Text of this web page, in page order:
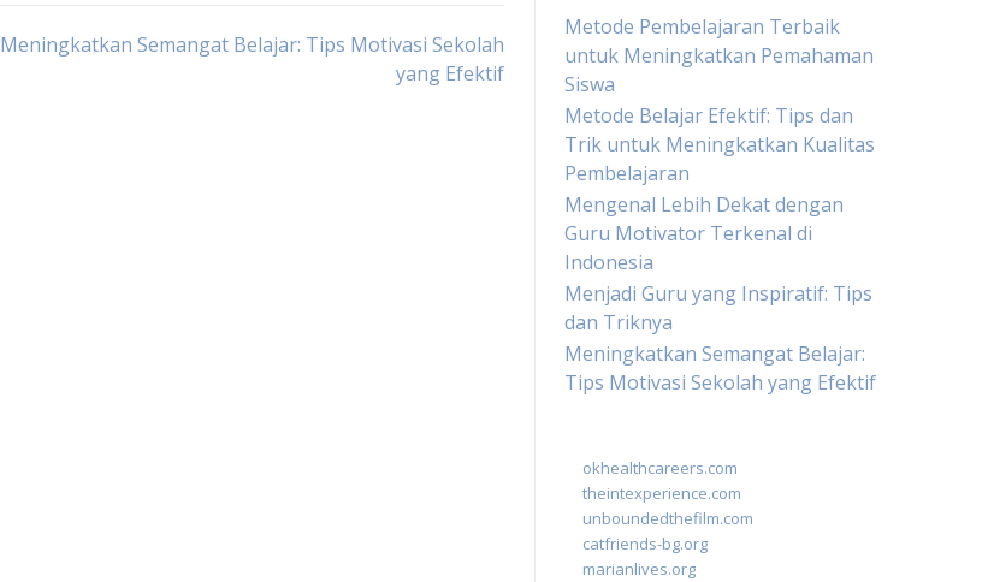
Meningkatkan Semangat Belajar: Tips Motivasi Sekolah
yang Efektif
Metode Pembelajaran Terbaik
untuk Meningkatkan Pemahaman
Siswa
Metode Belajar Efektif: Tips dan
Trik untuk Meningkatkan Kualitas
Pembelajaran
Mengenal Lebih Dekat dengan
Guru Motivator Terkenal di
Indonesia
Menjadi Guru yang Inspiratif: Tips
dan Triknya
Meningkatkan Semangat Belajar:
Tips Motivasi Sekolah yang Efektif
okhealthcareers.com
theintexperience.com
unboundedthefilm.com
catfriends-bg.org
marianlives.org